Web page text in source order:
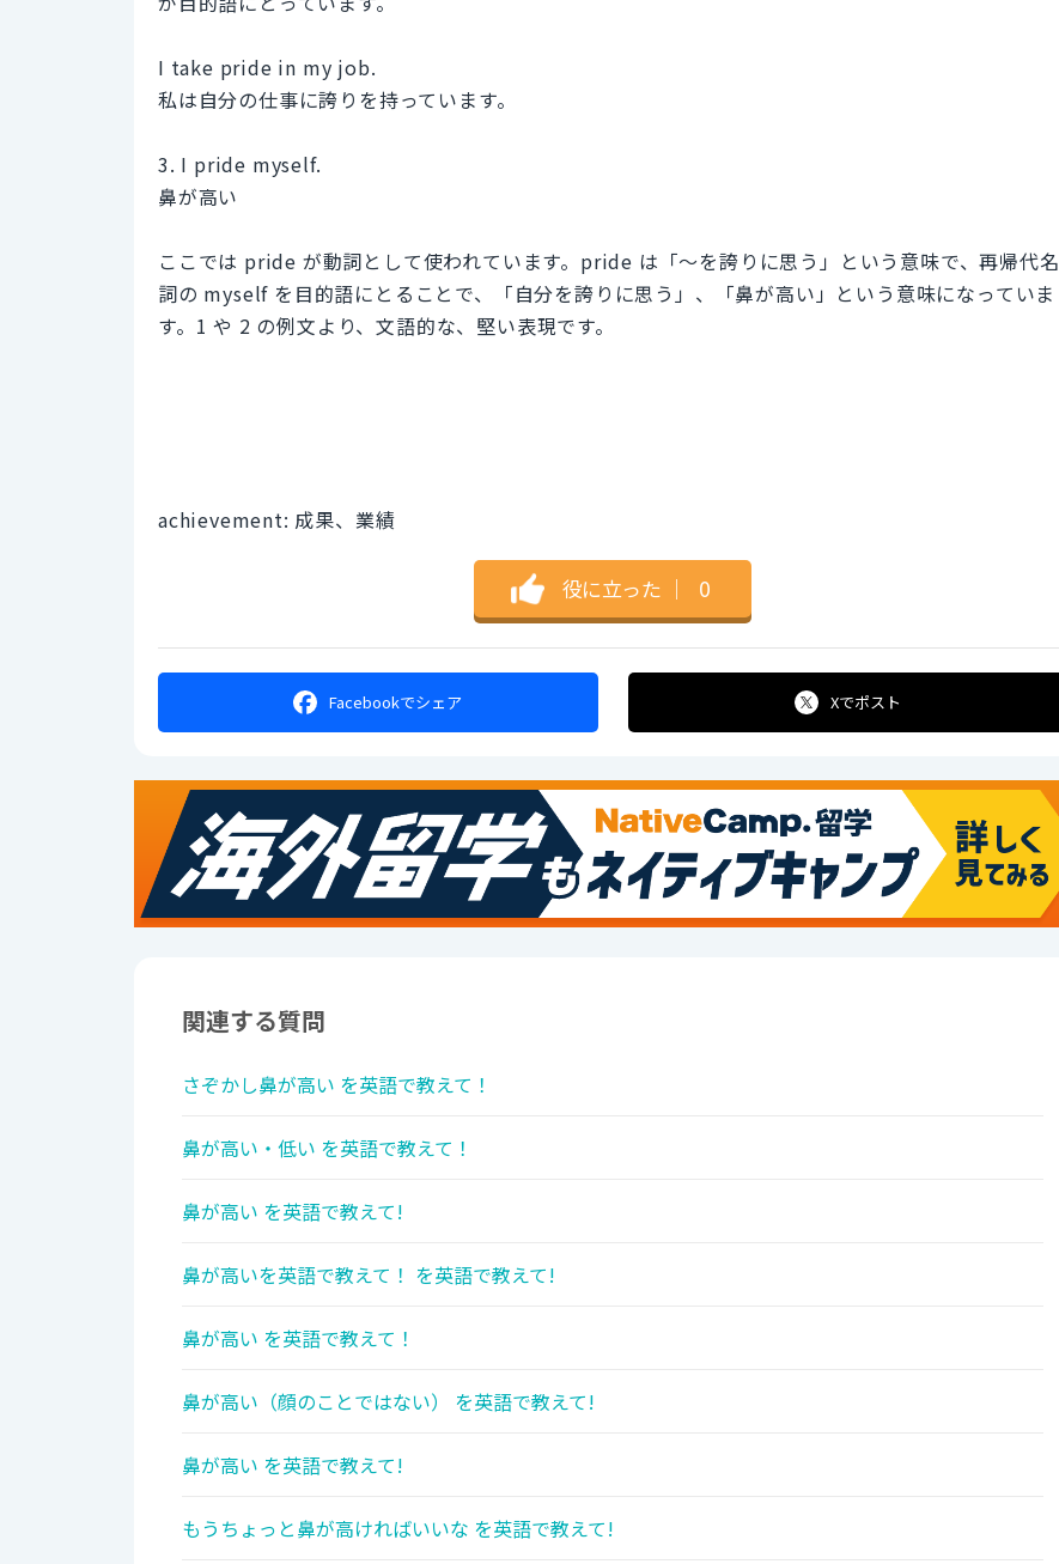
I take pride in my job.
私は自分の仕事に誇りを持っています。
3. I pride myself.
鼻が高い
ここでは pride が動詞として使われています。pride は「～を誇りに思う」という意味で、再帰代名
詞の myself を目的語にとることで、「自分を誇りに思う」、「鼻が高い」という意味になっていま
す。1 や 2 の例文より、文語的な、堅い表現です。
achievement: 成果、業績
役に立った ｜ 0
Facebookでシェア Xでポスト
関連する質問
さぞかし鼻が高い を英語で教えて！
鼻が高い・低い を英語で教えて！
鼻が高い を英語で教えて!
鼻が高いを英語で教えて！ を英語で教えて!
鼻が高い を英語で教えて！
鼻が高い（顔のことではない） を英語で教えて!
鼻が高い を英語で教えて!
もうちょっと鼻が高ければいいな を英語で教えて!